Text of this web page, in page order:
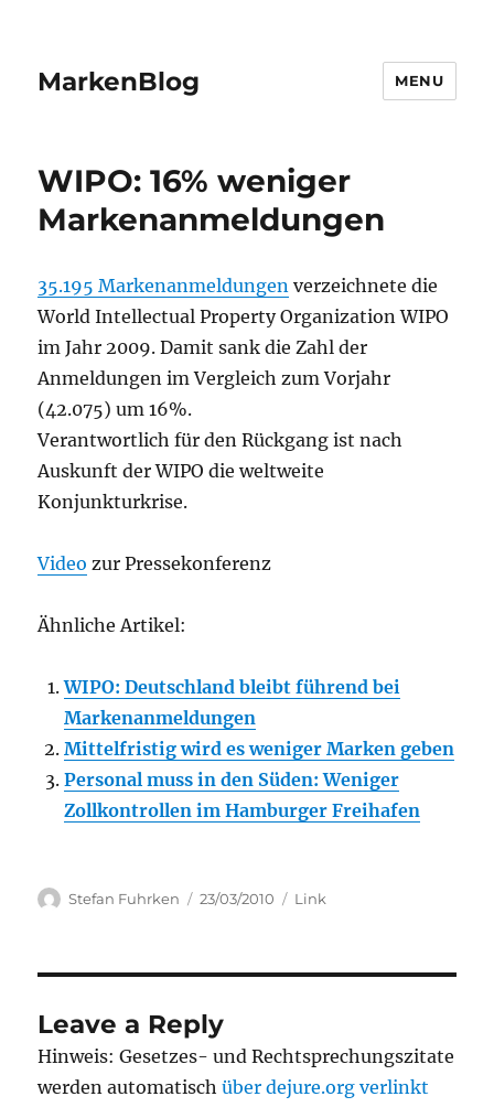
MarkenBlog MENU
WIPO: 16% weniger
Markenanmeldungen
35.195 Markenanmeldungen verzeichnete die
World Intellectual Property Organization WIPO
im Jahr 2009. Damit sank die Zahl der
Anmeldungen im Vergleich zum Vorjahr
(42.075) um 16%.
Verantwortlich für den Rückgang ist nach
Auskunft der WIPO die weltweite
Konjunkturkrise.
Video zur Pressekonferenz
Ähnliche Artikel:
WIPO: Deutschland bleibt führend bei
Markenanmeldungen
Mittelfristig wird es weniger Marken geben
Personal muss in den Süden: Weniger
Zollkontrollen im Hamburger Freihafen
Author
Stefan Fuhrken
Posted
23/03/2010 Categories
Link
Leave a Reply
Hinweis: Gesetzes- und Rechtsprechungszitate
werden automatischüber dejure.org verlinkt